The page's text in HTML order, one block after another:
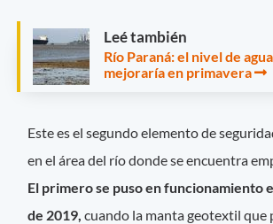
Leé también
Río Paraná: el nivel de
mejoraría en primavera
Este es el segundo elemento de
en el área del río donde se encuentra
El primero se puso en funcionamiento
de 2019,cuando la manta geotextil que